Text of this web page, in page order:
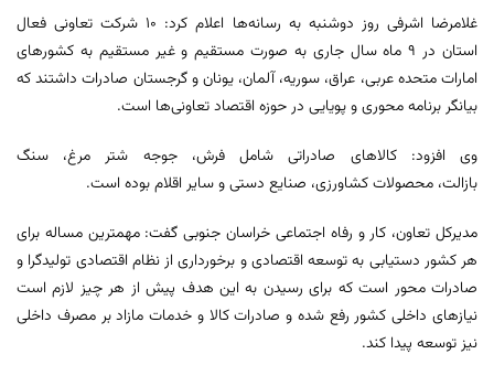
غلامرضا اشرفی روز دوشنبه به رسانه‌ها اعلام کرد: ۱۰ شرکت تعاونی فعال
استان در ۹ ماه سال جاری به صورت مستقیم و غیر مستقیم به کشورهای
امارات متحده عربی، عراق، سوریه، آلمان، یونان و گرجستان صادرات داشتند که
بیانگر برنامه محوری و پویایی در حوزه اقتصاد تعاونی‌ها است.
وی افزود: کالاهای صادراتی شامل فرش، جوجه شتر مرغ، سنگ
بازالت، محصولات کشاورزی، صنایع دستی و سایر اقلام بوده است.
مدیرکل تعاون، کار و رفاه اجتماعی خراسان جنوبی گفت: مهمترین مساله برای
هر کشور دستیابی به توسعه اقتصادی و برخورداری از نظام اقتصادی تولیدگرا و
صادرات محور است که برای رسیدن به این هدف پیش از هر چیز لازم است
نیازهای داخلی کشور رفع شده و صادرات کالا و خدمات مازاد بر مصرف داخلی
نیز توسعه پیدا کند.